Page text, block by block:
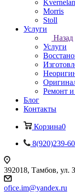
Morris
Stoll
Услуги
Назад
Услуги
Ремонт и
Блог
Контакты
Корзина0
8(920)239-
392018, Тамбов, ул.
ofice.im@yandex.ru